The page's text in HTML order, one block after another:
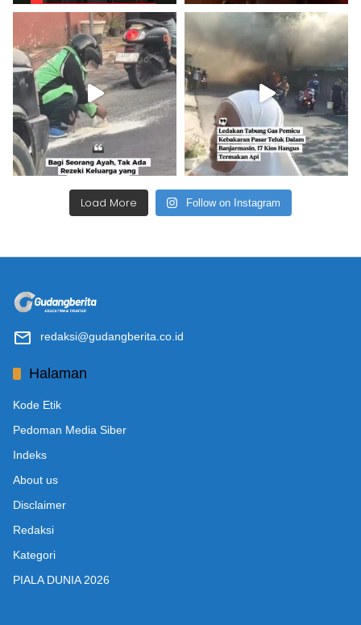
Load More Follow on Instagram
redaksi@gudangberita.co.id
Halaman
Kode Etik
Pedoman Media Siber
Indeks
About us
Disclaimer
Redaksi
Kategori
PIALA DUNIA 2026